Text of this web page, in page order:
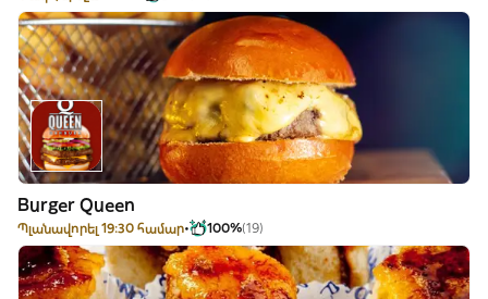
Burger Queen
Պլանավորել 19:30 համար 100%(19)